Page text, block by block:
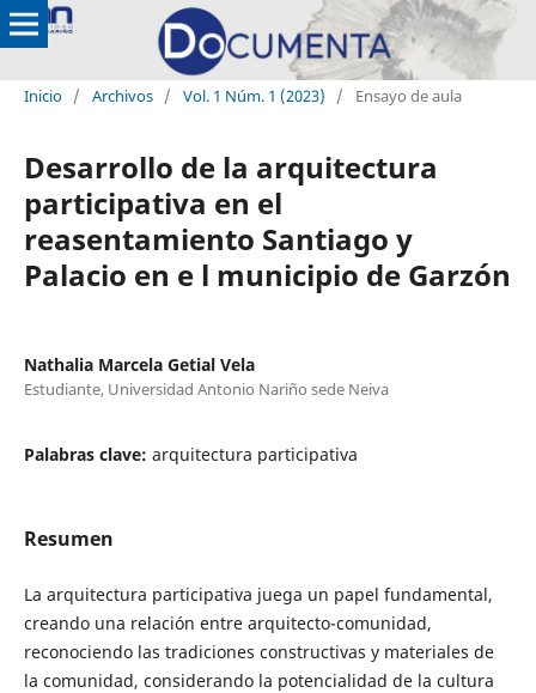
Inicio / Archivos / Vol. 1 Núm. 1 (2023) / Ensayo de aula
Desarrollo de la arquitectura
participativa en el
reasentamiento Santiago y
Palacio en e l municipio de Garzón
Nathalia Marcela Getial Vela
Estudiante, Universidad Antonio Nariño sede Neiva
Palabras clave: arquitectura participativa
Resumen
La arquitectura participativa juega un papel fundamental,
creando una relación entre arquitecto-comunidad,
reconociendo las tradiciones constructivas y materiales de
la comunidad, considerando la potencialidad de la cultura